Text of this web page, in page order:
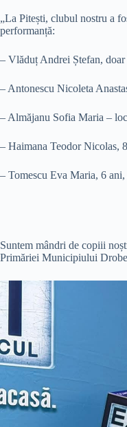
„La Pitești, clubul nostru a
performanță:
– Vlăduț Andrei Ștefan,
– Antonescu Nicoleta
– Almăjanu Sofia Maria –
– Haimana Teodor Nicolas,
– Tomescu Eva Maria, 6
Suntem mândri de copiii
Primăriei Municipiului